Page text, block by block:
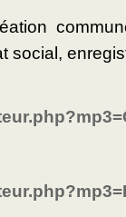
social,